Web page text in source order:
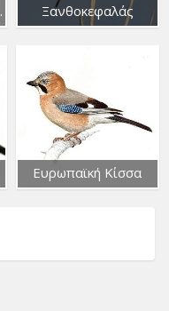
Ξανθοκεφαλάς
Ευρωπαϊκή Κίσσα